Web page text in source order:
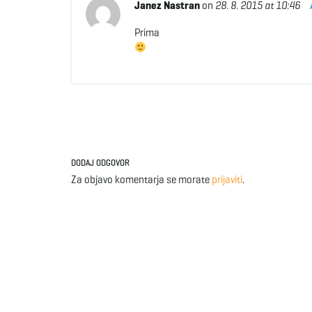
Janez Nastranon 28. 8. 2015 at 10:46
Prima
DODAJ ODGOVOR
Za objavo komentarja se morate prijaviti.